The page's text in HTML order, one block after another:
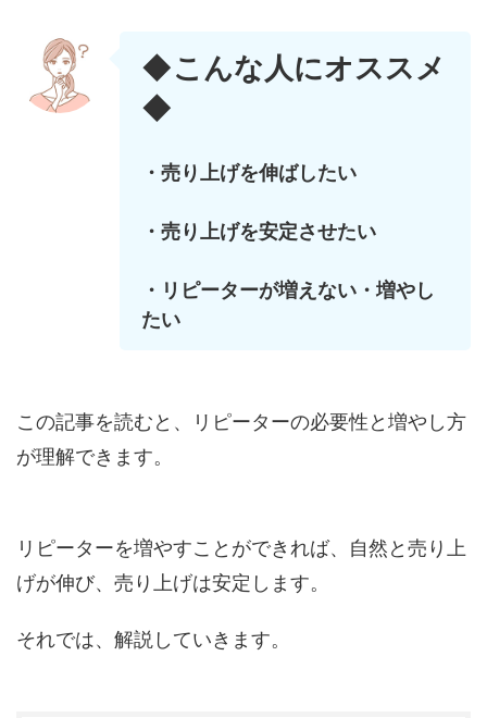
◆こんな人にオススメ
◆
・売り上げを伸ばしたい
・売り上げを安定させたい
・リピーターが増えない ・増やし
たい
この記事を読むと、リピーターの必要性と増やし方
が理解できます。
リピーターを増やすことができれば、自然と売り上
げが伸び、売り上げは安定します。
それでは、解説していきます。